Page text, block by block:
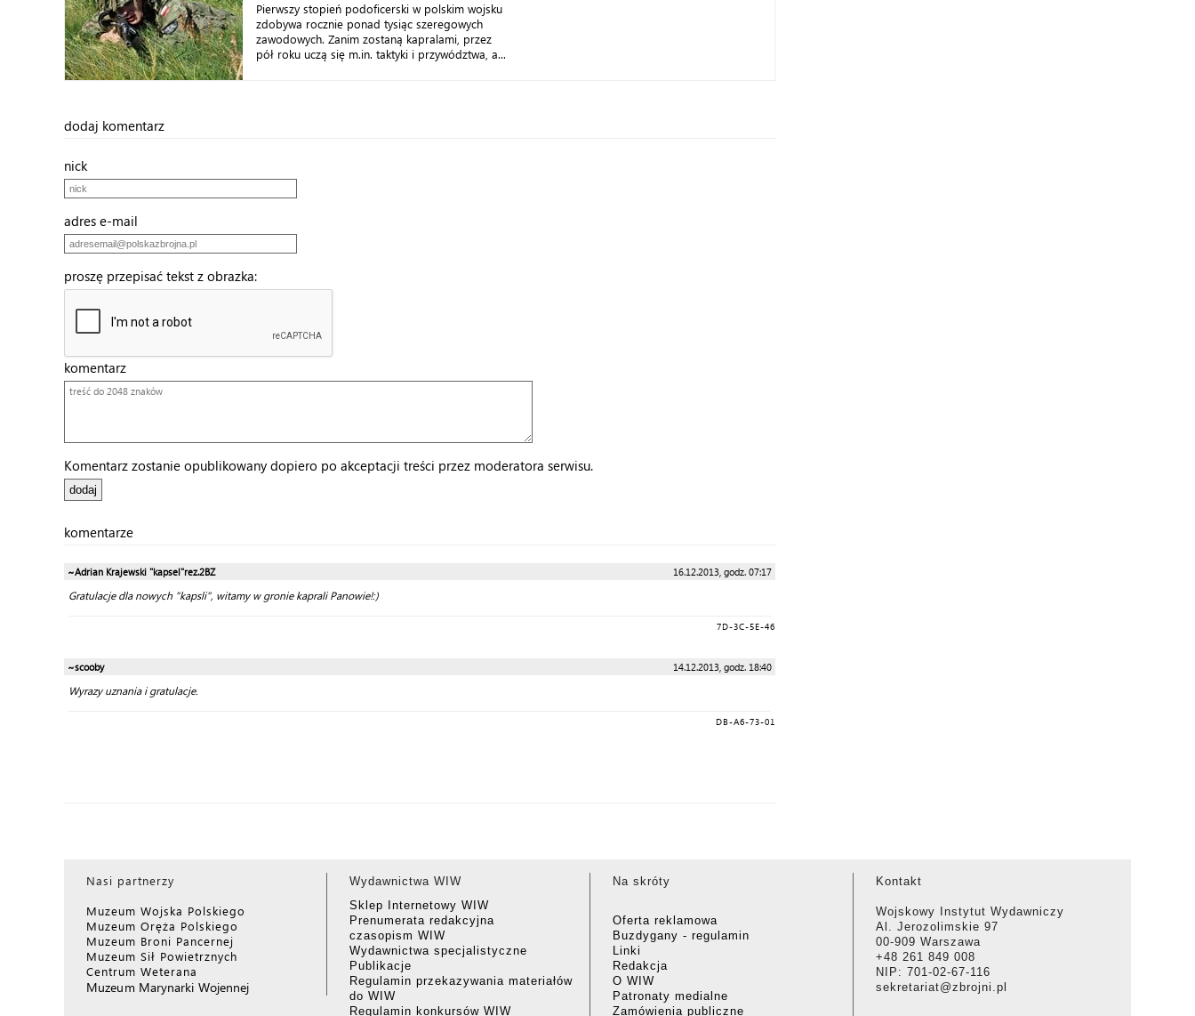
Pierwszy stopień podoficerski w polskim wojsku
zdobywa rocznie ponad tysiąc szeregowych
zawodowych. Zanim zostaną kapralami, przez
pół roku uczą się m.in. taktyki i przywództwa, a...
dodaj komentarz
nick
adres e-mail
proszę przepisać tekst z obrazka:
komentarz
Komentarz zostanie opublikowany dopiero po akceptacji treści przez moderatora serwisu.
komentarze
~Adrian Krajewski "kapsel"rez.2BZ 16.12.2013, godz. 07:17
Gratulacje dla nowych "kapsli", witamy w gronie kaprali Panowie!:)
7D-3C-5E-46
~scooby 14.12.2013, godz. 18:40
Wyrazy uznania i gratulacje.
DB-A6-73-01
Nasi partnerzy
Muzeum Wojska Polskiego
Muzeum Oręża Polskiego
Muzeum Broni Pancernej
Muzeum Sił Powietrznych
Centrum Weterana
Muzeum Marynarki Wojennej
Wydawnictwa WIW
Sklep Internetowy WIW
Prenumerata redakcyjna
czasopism WIW
Wydawnictwa specjalistyczne
Publikacje
Regulamin przekazywania materiałów
do WIW
Regulamin konkursów WIW
Na skróty
Oferta reklamowa
Buzdygany - regulamin
Linki
Redakcja
O WIW
Patronaty medialne
Zamówienia publiczne
Kontakt
Wojskowy Instytut Wydawniczy
Al. Jerozolimskie 97
00-909 Warszawa
+48 261 849 008
NIP: 701-02-67-116
sekretariat@zbrojni.pl